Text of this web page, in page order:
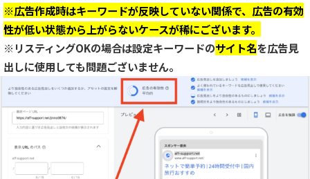
※広告作成時はキーワードが反映していない関係で、広告の有効
性が低い状態から上がらないケースが稀にございます。
※リスティングOKの場合は設定キーワードのサイト名を広告見
出しに使用しても問題ございません。